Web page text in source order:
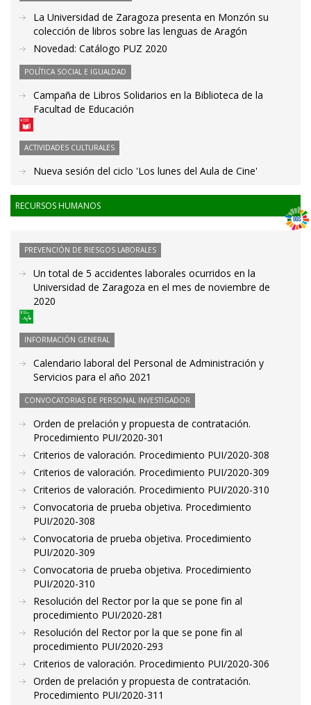
La Universidad de Zaragoza presenta en Monzón su
colección de libros sobre las lenguas de Aragón
Novedad: Catálogo PUZ 2020
POLÍTICA SOCIAL E IGUALDAD
Campaña de Libros Solidarios en la Biblioteca de la
Facultad de Educación
ACTIVIDADES CULTURALES
Nueva sesión del ciclo 'Los lunes del Aula de Cine'
RECURSOS HUMANOS
PREVENCIÓN DE RIESGOS LABORALES
Un total de 5 accidentes laborales ocurridos en la
Universidad de Zaragoza en el mes de noviembre de
2020
INFORMACIÓN GENERAL
Calendario laboral del Personal de Administración y
Servicios para el año 2021
CONVOCATORIAS DE PERSONAL INVESTIGADOR
Orden de prelación y propuesta de contratación.
Procedimiento PUI/2020-301
Criterios de valoración. Procedimiento PUI/2020-308
Criterios de valoración. Procedimiento PUI/2020-309
Criterios de valoración. Procedimiento PUI/2020-310
Convocatoria de prueba objetiva. Procedimiento
PUI/2020-308
Convocatoria de prueba objetiva. Procedimiento
PUI/2020-309
Convocatoria de prueba objetiva. Procedimiento
PUI/2020-310
Resolución del Rector por la que se pone fin al
procedimiento PUI/2020-281
Resolución del Rector por la que se pone fin al
procedimiento PUI/2020-293
Criterios de valoración. Procedimiento PUI/2020-306
Orden de prelación y propuesta de contratación.
Procedimiento PUI/2020-311